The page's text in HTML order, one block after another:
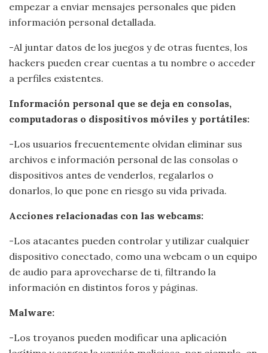
empezar a enviar mensajes personales que piden
información personal detallada.
-Al juntar datos de los juegos y de otras fuentes, los
hackers pueden crear cuentas a tu nombre o acceder
a perfiles existentes.
Información personal que se deja en consolas,
computadoras o dispositivos móviles y portátiles:
-Los usuarios frecuentemente olvidan eliminar sus
archivos e información personal de las consolas o
dispositivos antes de venderlos, regalarlos o
donarlos, lo que pone en riesgo su vida privada.
Acciones relacionadas con las webcams:
-Los atacantes pueden controlar y utilizar cualquier
dispositivo conectado, como una webcam o un equipo
de audio para aprovecharse de ti, filtrando la
información en distintos foros y páginas.
Malware:
-Los troyanos pueden modificar una aplicación